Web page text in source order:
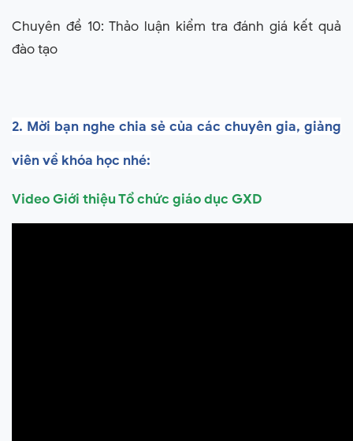
Chuyên đề 10: Thảo luận kiểm tra đánh giá kết quả
đào tạo
2. Mời bạn nghe chia sẻ của các chuyên gia, giảng
viên về khóa học nhé:
Video Giới thiệu Tổ chức giáo dục GXD